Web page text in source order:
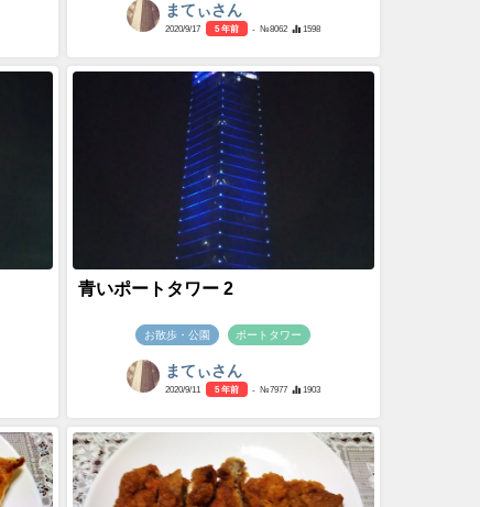
まてぃさん
2020/9/17 5 年前 - №8062 1598
青いポートタワー 2
お散歩・公園 ポートタワー
まてぃさん
2020/9/11 5 年前 - №7977 1903